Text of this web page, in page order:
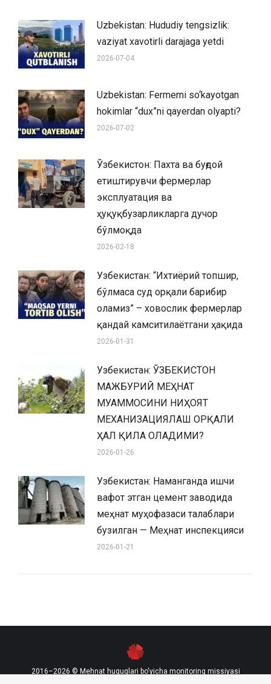
Uzbekistan: Hududiy tengsizlik:
vaziyat xavotirli darajaga yetdi
2026-07-04
Uzbekistan: Fermerni so‘kayotgan
hokimlar “dux”ni qayerdan olyapti?
2026-07-02
Ўзбекистон: Пахта ва буғдой
етиштирувчи фермерлар
эксплуатация ва
ҳуқуқбузарликларга дучор
бўлмоқда
2026-02-18
Узбекистан: “Ихтиёрий топшир,
бўлмаса суд орқали барибир
оламиз” – ховослик фермерлар
қандай камситилаётгани ҳақида
2026-01-31
Узбекистан: ЎЗБЕКИСТОН
МАЖБУРИЙ МЕҲНАТ
МУАММОСИНИ НИҲОЯТ
МЕХАНИЗАЦИЯЛАШ ОРҚАЛИ
ҲАЛ ҚИЛА ОЛАДИМИ?
2026-01-26
Узбекистан: Наманганда ишчи
вафот этган цемент заводида
меҳнат муҳофазаси талаблари
бузилган — Меҳнат инспекцияси
2026-01-21
2016–2026 © Mehnat huquqlari bo‘yicha monitoring missiyasi